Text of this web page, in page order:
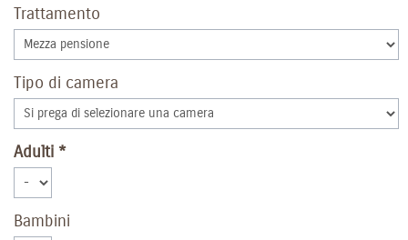
Trattamento
Tipo di camera
Adulti
Bambini